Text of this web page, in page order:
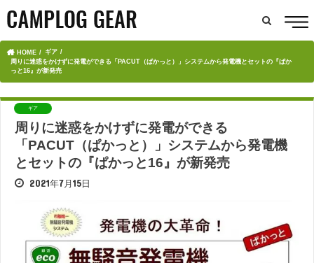
HOME
ギア
周りに迷惑をかけずに発電ができる「PACUT（ぱかっと）」システムから発電機とセットの『ぱか
っと16』が新発売
ギア
周りに迷惑をかけずに発電ができる
「PACUT（ぱかっと）」システムから発電機
とセットの『ぱかっと16』が新発売
2021年7月15日